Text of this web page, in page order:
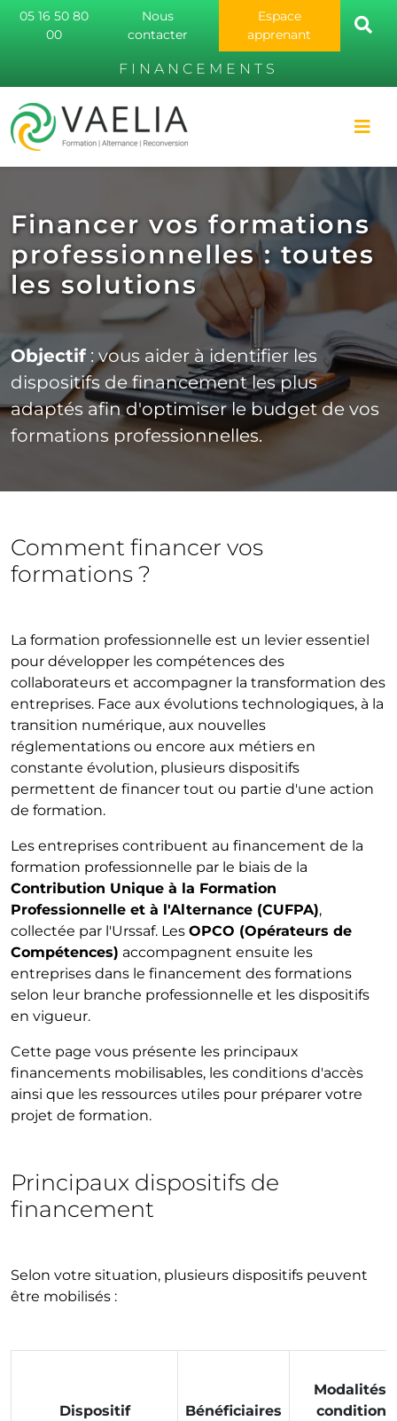
05 16 50 80
00
Nous
contacter
Espace
apprenant
FINANCEMENTS
Financer vos formations
professionnelles : toutes
les solutions
Objectif: vous aider à identifier les
dispositifs de financement les plus
adaptés afin d'optimiser le budget de vos
formations professionnelles.
Comment financer vos
formations ?
La formation professionnelle est un levier essentiel
pour développer les compétences des
collaborateurs et accompagner la transformation des
entreprises. Face aux évolutions technologiques, à la
transition numérique, aux nouvelles
réglementations ou encore aux métiers en
constante évolution, plusieurs dispositifs
permettent de financer tout ou partie d'une action
de formation.
Les entreprises contribuent au financement de la
formation professionnelle par le biais de la
Contribution Unique à la Formation
Professionnelle et à l'Alternance (CUFPA),
collectée par l'Urssaf. Les OPCO (Opérateurs de
Compétences) accompagnent ensuite les
entreprises dans le financement des formations
selon leur branche professionnelle et les dispositifs
en vigueur.
Cette page vous présente les principaux
financements mobilisables, les conditions d'accès
ainsi que les ressources utiles pour préparer votre
projet de formation.
Principaux dispositifs de
financement
Selon votre situation, plusieurs dispositifs peuvent
être mobilisés :
Dispositif Bénéficiaires
Modalités /
conditions